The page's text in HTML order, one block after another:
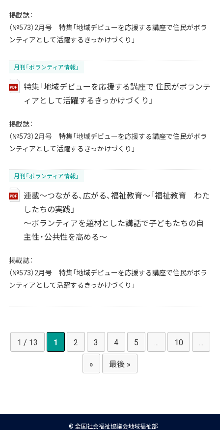
掲載誌：
（№573）2月号 特集「地域デビューを応援する講座で住民がボラ
ンティアとして活躍するきっかけづくり」
月刊「ボランティア情報」
特集「地域デビューを応援する講座で 住民がボランテ
ィアとして活躍するきっかけづくり」
掲載誌：
（№573）2月号 特集「地域デビューを応援する講座で住民がボラ
ンティアとして活躍するきっかけづくり」
月刊「ボランティア情報」
連載～つながる、広がる、福祉教育～「福祉教育 わた
したちの実践」
～ボランティアを題材とした講話で子どもたちの自
主性・公共性を高める～
掲載誌：
（№573）2月号 特集「地域デビューを応援する講座で住民がボラ
ンティアとして活躍するきっかけづくり」
1 / 13 1 2 3 4 5 ... 10
...
»
最後 »
© 全国社会福祉協議会地域福祉部